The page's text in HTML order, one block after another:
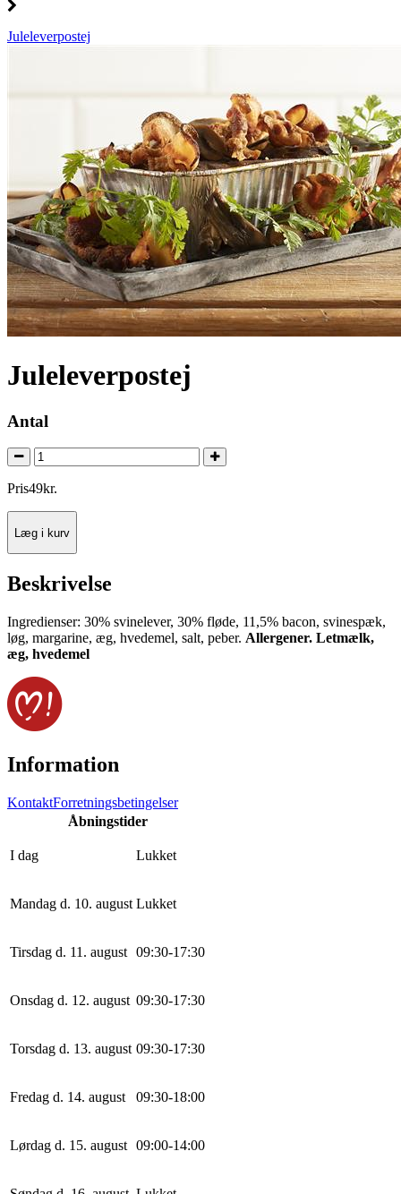
Juleleverpostej
Juleleverpostej
Antal
Pris49kr.
Læg i kurv
Beskrivelse
Ingredienser: 30% svinelever, 30% fløde, 11,5% bacon, svinespæk,
løg, margarine, æg, hvedemel, salt, peber. Allergener. Letmælk,
æg, hvedemel
Information
KontaktForretningsbetingelser
Åbningstider
I dag Lukket
Mandag d. 10. august Lukket
Tirsdag d. 11. august 09:30-17:30
Onsdag d. 12. august 09:30-17:30
Torsdag d. 13. august 09:30-17:30
Fredag d. 14. august 09:30-18:00
Lørdag d. 15. august 09:00-14:00